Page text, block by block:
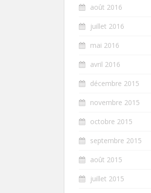
août 2016
juillet 2016
mai 2016
avril 2016
décembre 2015
novembre 2015
octobre 2015
septembre 2015
août 2015
juillet 2015